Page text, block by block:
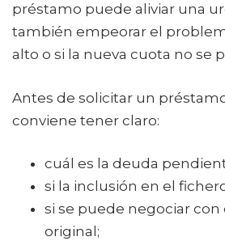
préstamo puede aliviar una
también empeorar el
alto o si la nueva cuota no se
Antes de solicitar un
conviene tener claro:
cuál es la deuda
si la inclusión en el
si se puede negociar con
original;